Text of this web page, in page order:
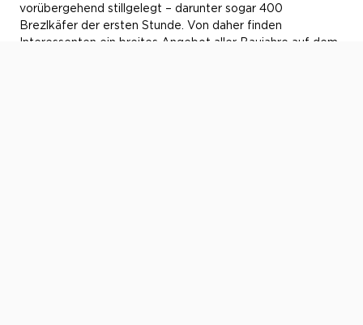
vorübergehend stillgelegt – darunter sogar 400
Brezlkäfer der ersten Stunde. Von daher finden
Interessenten ein breites Angebot aller Baujahre auf dem